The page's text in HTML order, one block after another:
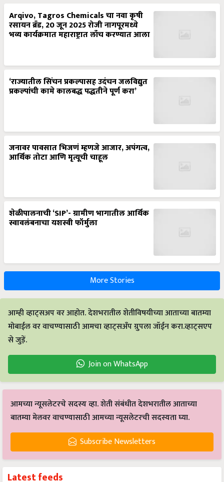
Arqivo, Tagros Chemicals चा नवा कृषी
रसायन ब्रँड, 20 जून 2025 रोजी नागपूरमध्ये
भव्य कार्यक्रमात महाराष्ट्रात लाँच करण्यात आला
‘राज्यातील सिंचन प्रकल्पासह उदंचन जलविद्युत
प्रकल्पांची कामे कालबद्ध पद्धतीने पूर्ण करा’
जनावर पावसात भिजणं म्हणजे आजार, अपंगत्व,
आर्थिक तोटा आणि मृत्यूची चाहूल
शेळीपालनाची ‘SIP’- ग्रामीण भागातील आर्थिक
स्वावलंबनाचा यशस्वी फॉर्मुला
More Stories
आम्ही व्हाट्सअप वर आहोत. देशभरातील शेतीविषयीच्या आताच्या बातम्या
मोबाईल वर वाचण्यासाठी आमचा व्हाट्सअँप ग्रुपला जॉईन करा.व्हाट्सएप
से जुड़ें.
Join on WhatsApp
आमच्या न्यूसलेटरचे सदस्य व्हा. शेती संबंधीत देशभरातील आताच्या
बातम्या मेलवर वाचण्यासाठी आमच्या न्यूसलेटरची सदस्यता घ्या.
Subscribe Newsletters
Latest feeds